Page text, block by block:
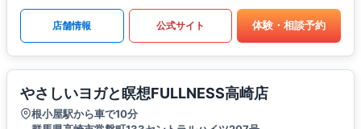
店舗情報 公式サイト 体験・相談予約
やさしいヨガと瞑想FULLNESS高崎店
根小屋駅から車で10分